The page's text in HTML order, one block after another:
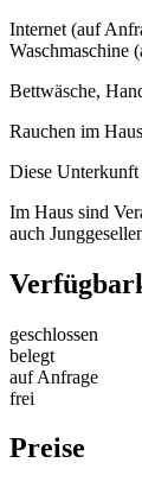
Internet (auf
Waschmaschine
Bettwäsche,
Rauchen im
Diese Unterkunft
Im Haus sind
auch
geschlossen
belegt
auf Anfrage
frei
Preise